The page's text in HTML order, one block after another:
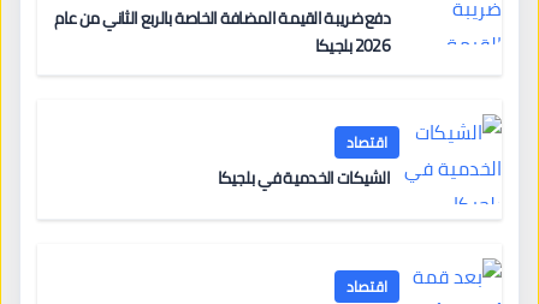
دفع ضريبة القيمة المضافة الخاصة بالربع الثاني من عام
2026 بلجيكا
اقتصاد
الشيكات الخدمية في بلجيكا
اقتصاد